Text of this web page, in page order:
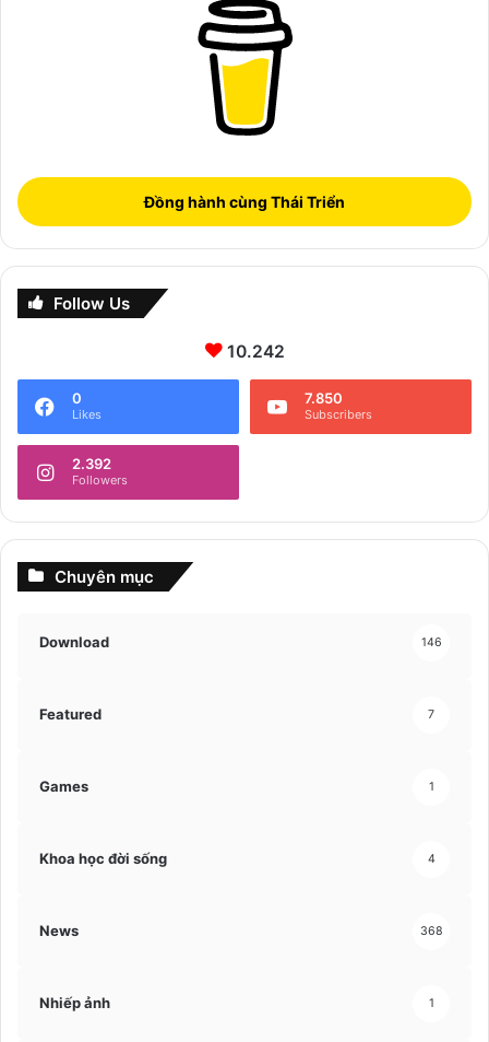
Đồng hành cùng Thái Triển
Follow Us
10.242
0
Likes
7.850
Subscribers
2.392
Followers
Chuyên mục
Download 146
Featured 7
Games 1
Khoa học đời sống 4
News 368
Nhiếp ảnh 1